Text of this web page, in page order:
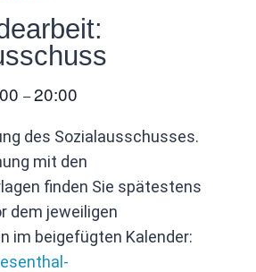
–20:00
des Sozialausschusses.
mit den
finden Sie spätestens
dem jeweiligen
im beigefügten Kalender: